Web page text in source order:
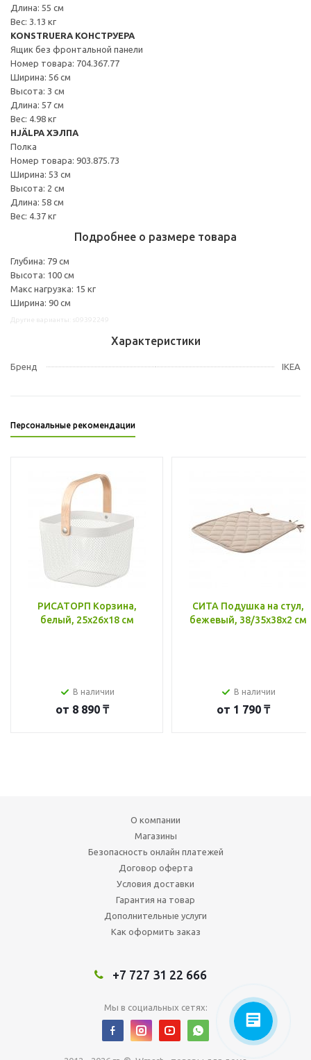
Длина: 55 см
Вес: 3.13 кг
KONSTRUERA КОНСТРУЕРА
Ящик без фронтальной панели
Номер товара: 704.367.77
Ширина: 56 см
Высота: 3 см
Длина: 57 см
Вес: 4.98 кг
HJÄLPA ХЭЛПА
Полка
Номер товара: 903.875.73
Ширина: 53 см
Высота: 2 см
Длина: 58 см
Вес: 4.37 кг
Подробнее о размере товара
Глубина: 79 см
Высота: 100 см
Макс нагрузка: 15 кг
Ширина: 90 см
Характеристики
Бренд IKEA
Персональные рекомендации
РИСАТОРП Корзина,
белый, 25x26x18 см
В наличии
от 8 890 ₸
СИТА Подушка на стул,
бежевый, 38/35x38x2 см
В наличии
от 1 790 ₸
О компании
Магазины
Безопасность онлайн платежей
Договор оферта
Условия доставки
Гарантия на товар
Дополнительные услуги
Как оформить заказ
+7 727 31 22 666
Мы в социальных сетях: